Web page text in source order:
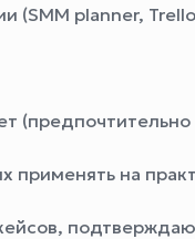
(SMM planner,
применять на